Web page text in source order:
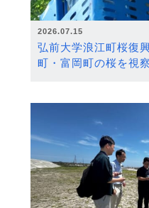
2026.07.15
弘前大学浪江町桜復
町・富岡町の桜を視察